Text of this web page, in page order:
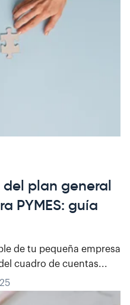
plan general
PYMES: guía
de tu pequeña empresa
cuadro de cuentas...